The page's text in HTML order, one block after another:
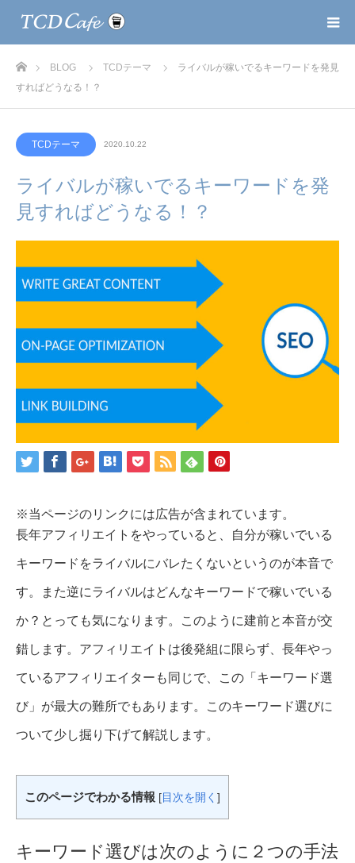
ホームBLOG TCDテーマ
ライバルが稼いでるキーワードを発見
すればどうなる！？
TCDテーマ 2020.10.22
ライバルが稼いでるキーワードを発
見すればどうなる！？
※当ページのリンクには広告が含まれています。
長年アフィリエイトをやっていると、自分が稼いでいる
キーワードをライバルにバレたくないというのが本音で
す。また逆にライバルはどんなキーワードで稼いでいる
か？とっても気になります。このように建前と本音が交
錯します。アフィリエイトは後発組に限らず、長年やっ
ているアフィリエイターも同じで、この「キーワード選
び」が最大の難所でもあります。このキーワード選びに
ついて少し掘り下げて解説します。
このページでわかる情報 [ 目次を開く ]
キーワード選びは次のように２つの手法